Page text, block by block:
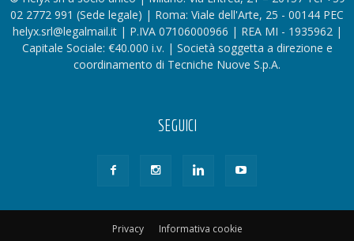
02 2772 991 (Sede legale) | Roma: Viale dell'Arte, 25 - 00144 PEC
helyx.srl@legalmail.it | P.IVA 07106000966 | REA MI - 1935962 |
Capitale Sociale: €40.000 i.v. | Società soggetta a direzione e
coordinamento di Tecniche Nuove S.p.A.
SEGUICI
Privacy Informativa cookie